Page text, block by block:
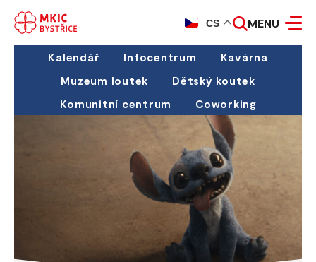
CS MENU
Kalendář Infocentrum
Kavárna
Muzeum loutek
Dětský koutek
Komunitní centrum
Coworking